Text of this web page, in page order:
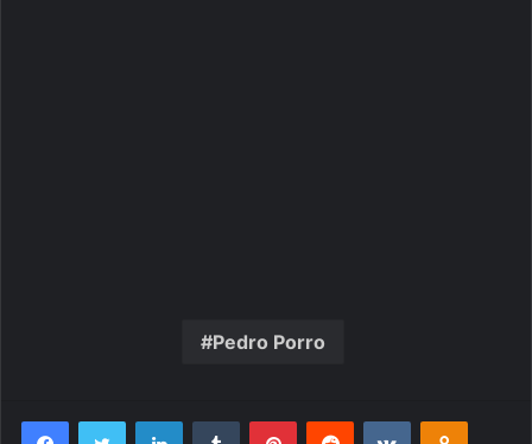
Pedro Porro
FacebookTwitter LinkedinTumblr PinterestReddit VK OK